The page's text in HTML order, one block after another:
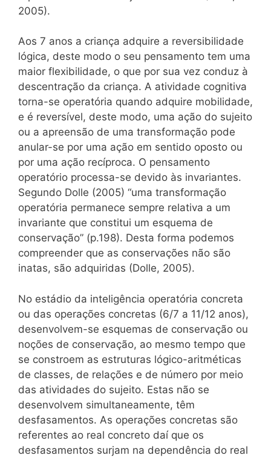
2005).
Aos 7 anos a criança adquire a reversibilidade
lógica, deste modo o seu pensamento tem uma
maior flexibilidade, o que por sua vez conduz à
descentração da criança. A atividade cognitiva
torna-se operatória quando adquire mobilidade,
e é reversível, deste modo, uma ação do sujeito
ou a apreensão de uma transformação pode
anular-se por uma ação em sentido oposto ou
por uma ação recíproca. O pensamento
operatório processa-se devido às invariantes.
Segundo Dolle (2005) “uma transformação
operatória permanece sempre relativa a um
invariante que constitui um esquema de
conservação” (p.198). Desta forma podemos
compreender que as conservações não são
inatas, são adquiridas (Dolle, 2005).
No estádio da inteligência operatória concreta
ou das operações concretas (6/7 a 11/12 anos),
desenvolvem-se esquemas de conservação ou
noções de conservação, ao mesmo tempo que
se constroem as estruturas lógico-aritméticas
de classes, de relações e de número por meio
das atividades do sujeito. Estas não se
desenvolvem simultaneamente, têm
desfasamentos. As operações concretas são
referentes ao real concreto daí que os
desfasamentos surjam na dependência do real